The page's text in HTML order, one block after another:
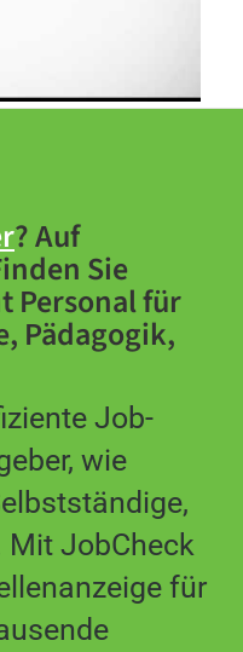
? Auf
Sie
Personal für
Pädagogik,
Job-
wie
Mit JobCheck
für